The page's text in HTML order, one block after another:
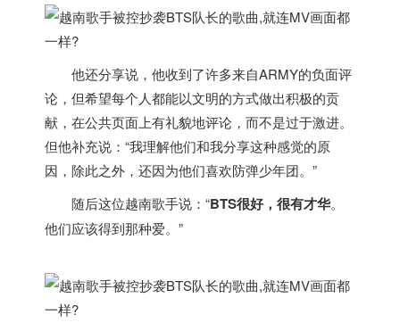
他还分享说，他收到了许多来自ARMY的负面评
论，但希望每个人都能以文明的方式做出积极的贡
献，在公共页面上有礼貌地评论，而不是过于激进。
但他补充说：“我理解他们和我分享这种感觉的原
因，除此之外，还因为他们喜欢防弹少年团。”
随后这位越南歌手说：“BTS很好，很有才华。
他们应该得到那种爱。”